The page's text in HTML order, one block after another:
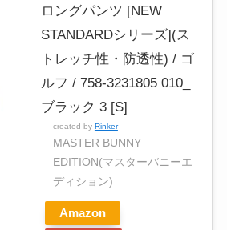
ロングパンツ [NEW
STANDARDシリーズ](ス
トレッチ性・防透性) / ゴ
ルフ / 758-3231805 010_
ブラック 3 [S]
created by Rinker
MASTER BUNNY
EDITION(マスターバニーエ
ディション)
Amazon